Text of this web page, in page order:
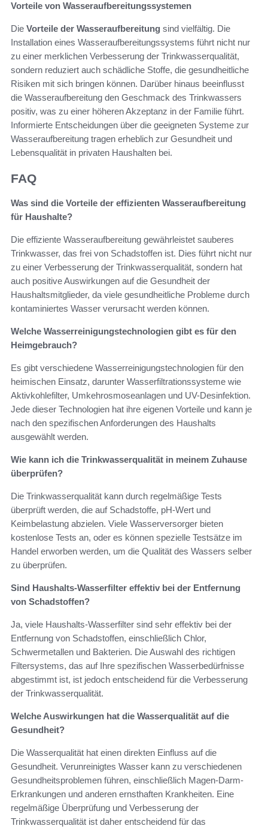
Vorteile von Wasseraufbereitungssystemen
Die Vorteile der Wasseraufbereitung sind vielfältig. Die
Installation eines Wasseraufbereitungssystems führt nicht nur
zu einer merklichen Verbesserung der Trinkwasserqualität,
sondern reduziert auch schädliche Stoffe, die gesundheitliche
Risiken mit sich bringen können. Darüber hinaus beeinflusst
die Wasseraufbereitung den Geschmack des Trinkwassers
positiv, was zu einer höheren Akzeptanz in der Familie führt.
Informierte Entscheidungen über die geeigneten Systeme zur
Wasseraufbereitung tragen erheblich zur Gesundheit und
Lebensqualität in privaten Haushalten bei.
FAQ
Was sind die Vorteile der effizienten Wasseraufbereitung
für Haushalte?
Die effiziente Wasseraufbereitung gewährleistet sauberes
Trinkwasser, das frei von Schadstoffen ist. Dies führt nicht nur
zu einer Verbesserung der Trinkwasserqualität, sondern hat
auch positive Auswirkungen auf die Gesundheit der
Haushaltsmitglieder, da viele gesundheitliche Probleme durch
kontaminiertes Wasser verursacht werden können.
Welche Wasserreinigungstechnologien gibt es für den
Heimgebrauch?
Es gibt verschiedene Wasserreinigungstechnologien für den
heimischen Einsatz, darunter Wasserfiltrationssysteme wie
Aktivkohlefilter, Umkehrosmoseanlagen und UV-Desinfektion.
Jede dieser Technologien hat ihre eigenen Vorteile und kann je
nach den spezifischen Anforderungen des Haushalts
ausgewählt werden.
Wie kann ich die Trinkwasserqualität in meinem Zuhause
überprüfen?
Die Trinkwasserqualität kann durch regelmäßige Tests
überprüft werden, die auf Schadstoffe, pH-Wert und
Keimbelastung abzielen. Viele Wasserversorger bieten
kostenlose Tests an, oder es können spezielle Testsätze im
Handel erworben werden, um die Qualität des Wassers selber
zu überprüfen.
Sind Haushalts-Wasserfilter effektiv bei der Entfernung
von Schadstoffen?
Ja, viele Haushalts-Wasserfilter sind sehr effektiv bei der
Entfernung von Schadstoffen, einschließlich Chlor,
Schwermetallen und Bakterien. Die Auswahl des richtigen
Filtersystems, das auf Ihre spezifischen Wasserbedürfnisse
abgestimmt ist, ist jedoch entscheidend für die Verbesserung
der Trinkwasserqualität.
Welche Auswirkungen hat die Wasserqualität auf die
Gesundheit?
Die Wasserqualität hat einen direkten Einfluss auf die
Gesundheit. Verunreinigtes Wasser kann zu verschiedenen
Gesundheitsproblemen führen, einschließlich Magen-Darm-
Erkrankungen und anderen ernsthaften Krankheiten. Eine
regelmäßige Überprüfung und Verbesserung der
Trinkwasserqualität ist daher entscheidend für das